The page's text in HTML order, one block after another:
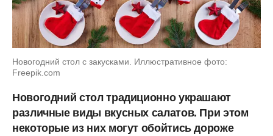
Новогодний стол с закусками. Иллюстративное фото:
Freepik.com
Новогодний стол традиционно украшают
различные виды вкусных салатов. При этом
некоторые из них могут обойтись дороже